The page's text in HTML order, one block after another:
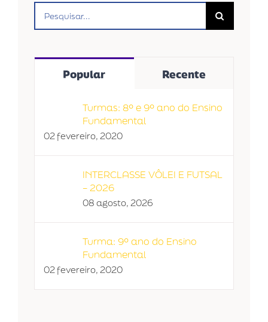
resultados
Popular Recente
Turmas: 8º e 9º ano do Ensino
Fundamental
02 fevereiro, 2020
INTERCLASSE VÔLEI E FUTSAL
– 2026
08 agosto, 2026
Turma: 9º ano do Ensino
Fundamental
02 fevereiro, 2020